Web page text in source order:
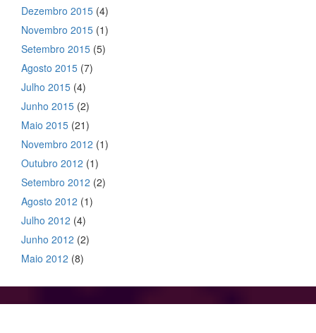
Dezembro 2015 (4)
Novembro 2015 (1)
Setembro 2015 (5)
Agosto 2015 (7)
Julho 2015 (4)
Junho 2015 (2)
Maio 2015 (21)
Novembro 2012 (1)
Outubro 2012 (1)
Setembro 2012 (2)
Agosto 2012 (1)
Julho 2012 (4)
Junho 2012 (2)
Maio 2012 (8)